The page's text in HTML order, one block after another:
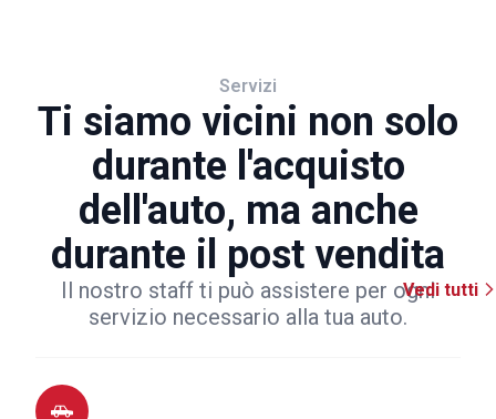
Servizi
Ti siamo vicini non solo
durante l'acquisto
dell'auto, ma anche
durante il post vendita
Il nostro staff ti può assistere per ogni
servizio necessario alla tua auto.
Vedi tutti